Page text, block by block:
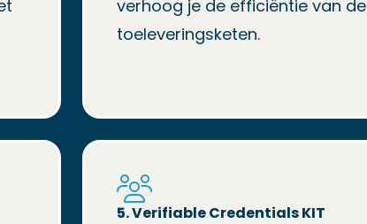
verhoog je de efficiëntie van de
toeleveringsketen.
5. VerifiableCredentialsKIT